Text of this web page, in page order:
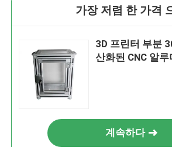
가장 저렴 한 가격
3D 프린터 부분
산화된 CNC 알
계속하다